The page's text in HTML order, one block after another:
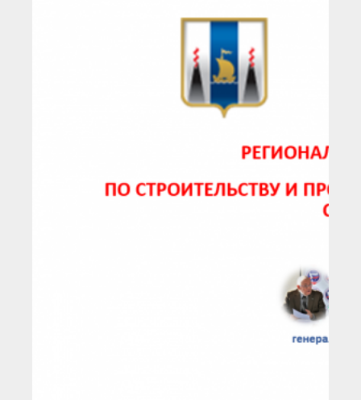
Архив реестров
Политика информационной
открытости
Антикоррупционная политика
Орган надзора
Видеоматериалы
Работа в Общественных советах